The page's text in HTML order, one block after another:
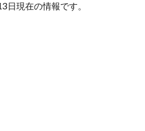
現在の情報です。